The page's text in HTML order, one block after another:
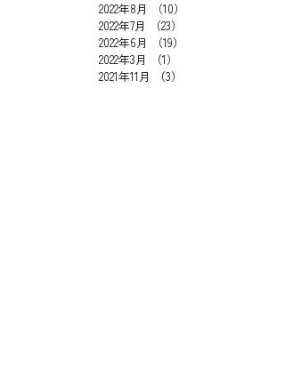
2022年8月
（10）
2022年7月
（23）
2022年6月
（19）
2022年3月
（1）
2021年11月
（3）